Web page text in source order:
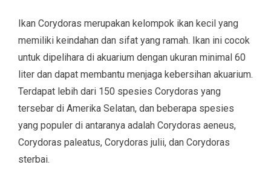
Ikan Corydoras merupakan kelompok ikan kecil yang
memiliki keindahan dan sifat yang ramah. Ikan ini cocok
untuk dipelihara di akuarium dengan ukuran minimal 60
liter dan dapat membantu menjaga kebersihan akuarium.
Terdapat lebih dari 150 spesies Corydoras yang
tersebar di Amerika Selatan, dan beberapa spesies
yang populer di antaranya adalah Corydoras aeneus,
Corydoras paleatus, Corydoras julii, dan Corydoras
sterbai.